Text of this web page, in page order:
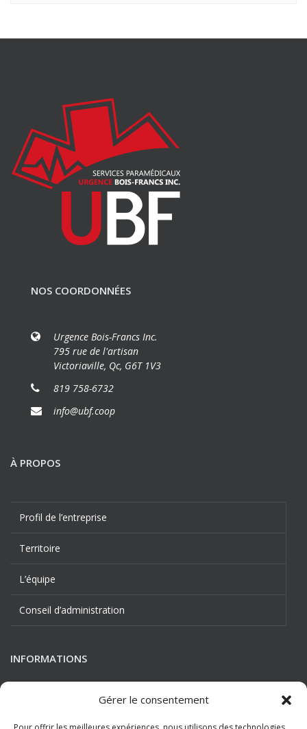
Gérer le consentement
NOS COORDONNÉES
Urgence Bois-Francs Inc.
795 rue de l'artisan
Victoriaville, Qc, G6T 1V3
819 758-6732
info@ubf.coop
À PROPOS
Profil de l’entreprise
Territoire
L’équipe
Conseil d’administration
INFORMATIONS